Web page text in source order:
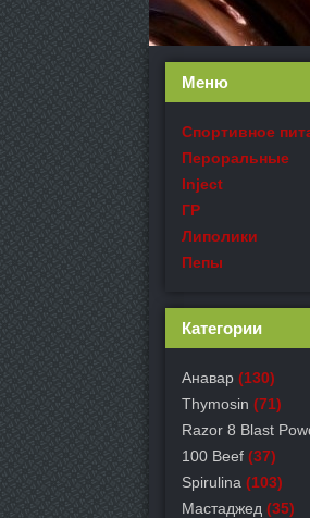
Меню
Спортивное
Пероральные
Inject
ГР
Липолики
Пепы
Категории
Анавар (130)
Thymosin (71)
Razor 8 Blast
100 Beef (37)
Spirulina (103)
Мастаджед (35)